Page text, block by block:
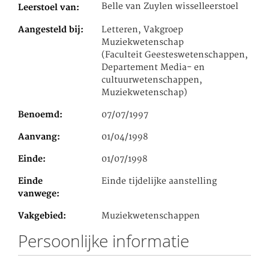
Leerstoel van Belle van Zuylen wisselleerstoel
Aangesteld bij
Letteren, Vakgroep
Muziekwetenschap
(Faculteit Geesteswetenschappen,
Departement Media- en
cultuurwetenschappen,
Muziekwetenschap)
Benoemd 07/07/1997
Aanvang 01/04/1998
Einde 01/07/1998
Einde
vanwege
Einde tijdelijke aanstelling
Vakgebied Muziekwetenschappen
Persoonlijke informatie